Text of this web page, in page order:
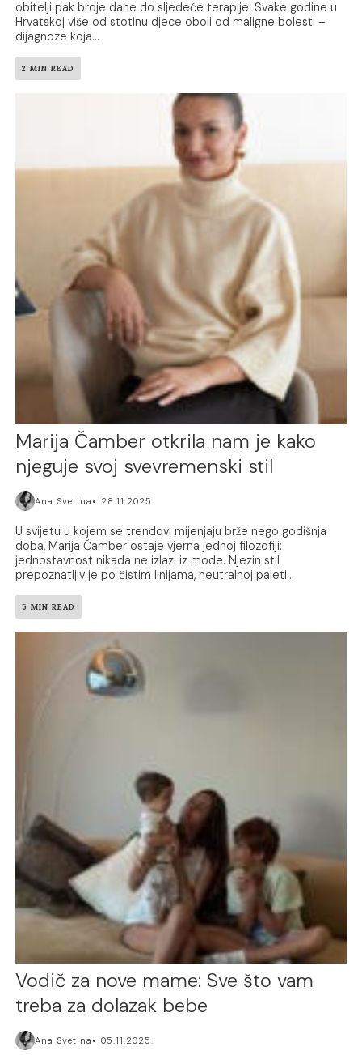
obitelji pak broje dane do sljedeće terapije. Svake godine u
Hrvatskoj više od stotinu djece oboli od maligne bolesti –
dijagnoze koja...
2 MIN READ
Marija Čamber otkrila nam je kako
njeguje svoj svevremenski stil
Ana Svetina 28.11.2025.
U svijetu u kojem se trendovi mijenjaju brže nego godišnja
doba, Marija Čamber ostaje vjerna jednoj filozofiji:
jednostavnost nikada ne izlazi iz mode. Njezin stil
prepoznatljiv je po čistim linijama, neutralnoj paleti...
5 MIN READ
Vodič za nove mame: Sve što vam
treba za dolazak bebe
Ana Svetina 05.11.2025.